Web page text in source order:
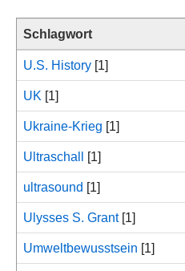
Schlagwort
U.S. History [1]
UK [1]
Ukraine-Krieg [1]
Ultraschall [1]
ultrasound [1]
Ulysses S. Grant[1]
Umweltbewusstsein [1]